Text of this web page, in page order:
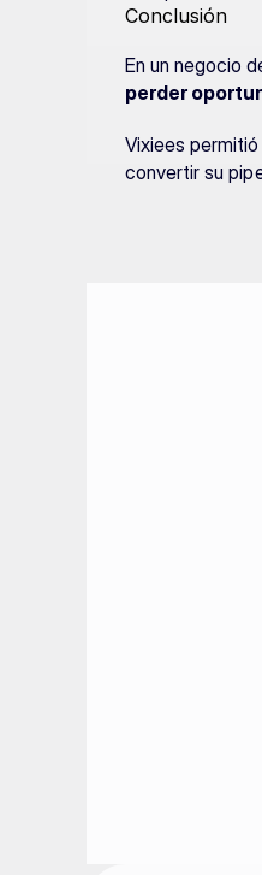
Conclusión
En un negocio
perder
Vixiees
convertir su